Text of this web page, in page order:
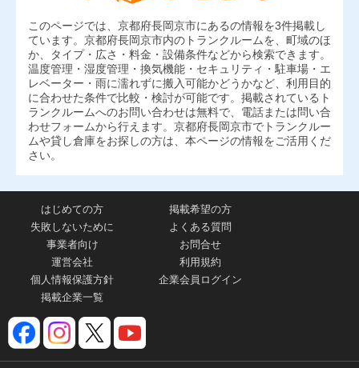
このページでは、京都府長岡京市にあるの情報を3件掲載し
ています。京都府長岡京市内のトランクルームを、町域のほ
か、タイプ・広さ・料金・設備条件などから検索できます。
温度管理・湿度管理・換気機能・セキュリティ・駐車場・エ
レベーター・雨に濡れずに搬入可能かどうかなど、利用目的
に合わせた条件で比較・検討が可能です。掲載されているト
ランクルームへのお問い合わせは無料で、電話または問い合
わせフォームから行えます。京都府長岡京市でトランクルー
ムや貸し倉庫をお探しの方は、本ページの情報をご活用くだ
さい。
はじめての方
掲載希望の方
失敗しないために
よくある質問
事業者向け
お問合せ
運営会社
利用規約
個人情報保護方針
企業会員ログイン
掲載企業一覧